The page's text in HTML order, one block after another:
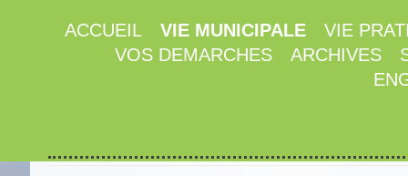
ACCUEIL VIE MUNICIPALE
VIE
VOS DEMARCHES
ARCHIVES